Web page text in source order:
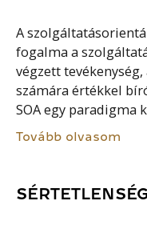
A
fogalma a
végzett
számára értékkel
SOA egy paradigma
Tovább olvasom
SÉRTETLENSÉG